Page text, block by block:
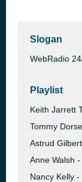
Slogan
WebRadio
Playlist
Keith Jarrett
Tommy
Astrud
Anne Walsh
Nancy Kelly